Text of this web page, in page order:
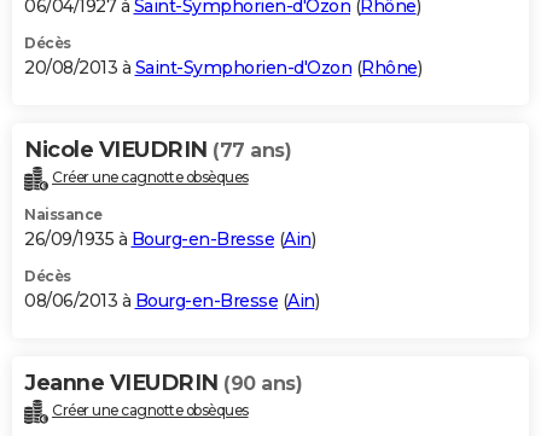
06/04/1927 à Saint-Symphorien-d'Ozon (Rhône)
Décès
20/08/2013 à Saint-Symphorien-d'Ozon (Rhône)
Nicole VIEUDRIN (77 ans)
Créer une cagnotte obsèques
Naissance
26/09/1935 à Bourg-en-Bresse (Ain)
Décès
08/06/2013 à Bourg-en-Bresse (Ain)
Jeanne VIEUDRIN (90 ans)
Créer une cagnotte obsèques